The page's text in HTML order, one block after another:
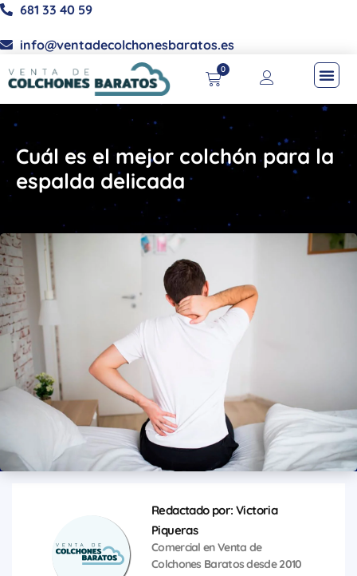
681 33 40 59
info@ventadecolchonesbaratos.es
0
Cuál es el mejor colchón para la
espalda delicada
Redactado por: Victoria
Piqueras
Comercial en Venta de
Colchones Baratos desde 2010